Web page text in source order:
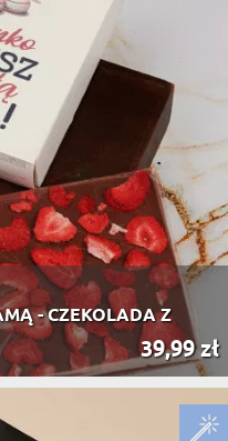
- CZEKOLADA Z
39,99 zł